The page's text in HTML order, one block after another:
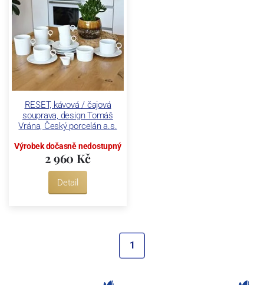
RESET, kávová / čajová
souprava, design Tomáš
Vrána, Český porcelán a.s.
Výrobek dočasně nedostupný
2 960 Kč
Detail
1